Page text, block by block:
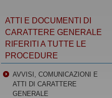
ATTI E DOCUMENTI DI
CARATTERE GENERALE
RIFERITI A TUTTE LE
PROCEDURE
AVVISI, COMUNICAZIONI E
ATTI DI CARATTERE
GENERALE